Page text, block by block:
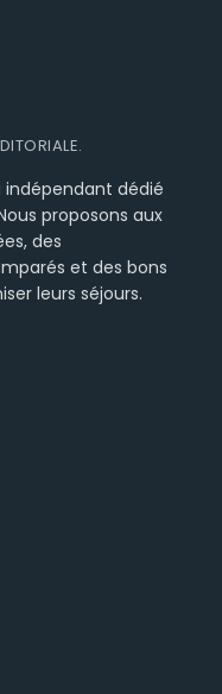
indépendant dédié
proposons aux
des
et des bons
leurs séjours.